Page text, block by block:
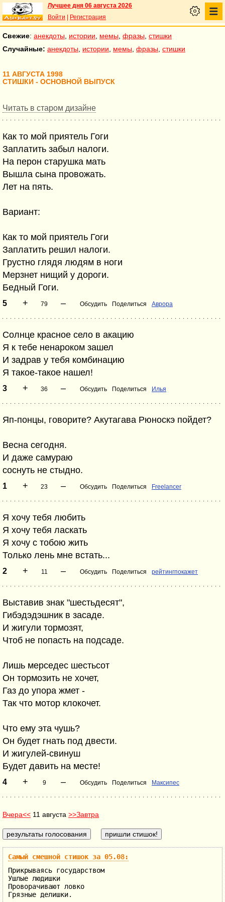
Лучшее дня 06 августа 2026
Войти
Регистрация
Свежие: анекдоты истории мемы фразы стишки
Случайные: анекдоты истории мемы фразы стишки
11 АВГУСТА 1998
СТИШКИ - ОСНОВНОЙ ВЫПУСК
Читать в старом дизайне
Как то мой приятель Гоги
Заплатить забыл налоги.
На перон старушка мать
Вышла сына провожать.
Лет на пять.
Вариант:
Как то мой приятель Гоги
Заплатить решил налоги.
Грустно глядя людям в ноги
Мерзнет нищий у дороги.
Бедный Гоги.
5 + 79 – Обсудить Поделиться Аврора
Солнце красное село в акацию
Я к тебе ненароком зашел
И задрав у тебя комбинацию
Я такое-такое нашел!
3 + 36 – Обсудить Поделиться Илья
Яп-понцы, говорите? Акутагава Рюноскэ пойдет?
Весна сегодня.
И даже самураю
соснуть не стыдно.
1 + 23 – Обсудить Поделиться Freelancer
Я хочу тебя любить
Я хочу тебя ласкать
Я хочу с тобою жить
Только лень мне встать...
2 + 11 – Обсудить Поделиться рейтингпокажет
Выставив знак "шестьдесят",
Гибэдэдэшник в засаде.
И жигули тормозят,
Чтоб не попасть на подсаде.
Лишь мерседес шестьсот
Он тормозить не хочет,
Газ до упора жмет -
Так что мотор клокочет.
Что ему эта чушь?
Он будет гнать под двести.
И жигулей-свинуш
Будет давить на месте!
4 + 9 – Обсудить Поделиться Максипес
Вчера<< 11 августа >>Завтра
Самый смешной стишок за 05.08:
Прикрываясь государством
Ушлые людишки
Проворачивают ловко
Грязные делишки.